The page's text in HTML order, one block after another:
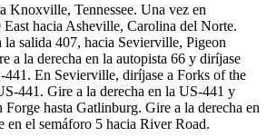
Knoxville, Tennessee. Una vez en
hacia Asheville, Carolina del Norte.
la salida 407, hacia Sevierville, Pigeon
a la derecha en la autopista 66 y diríjase
441. En Sevierville, diríjase a Forks of the
441. Gire a la derecha en la US-441 y
Forge hasta Gatlinburg. Gire a la derecha en
en el semáforo 5 hacia River Road.